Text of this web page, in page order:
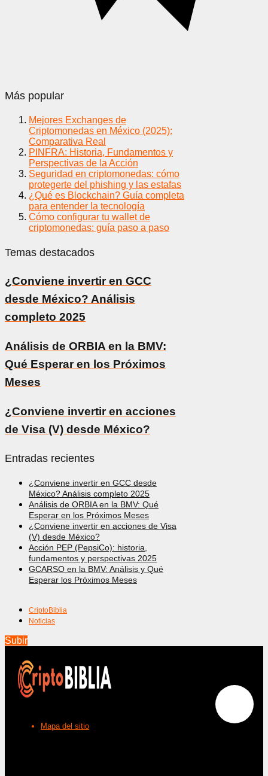
Más popular
Mejores Exchanges de
Criptomonedas en México (2025):
Comparativa Real
PINFRA: Historia, Fundamentos y
Perspectivas de la Acción
Seguridad en criptomonedas: cómo
protegerte del phishing y las estafas
¿Qué es Blockchain? Guía completa
para entender la tecnología
Cómo configurar tu wallet de
criptomonedas: guía paso a paso
Temas destacados
¿Conviene invertir en GCC
desde México? Análisis
completo 2025
Análisis de ORBIA en la BMV:
Qué Esperar en los Próximos
Meses
¿Conviene invertir en acciones
de Visa (V) desde México?
Entradas recientes
¿Conviene invertir en GCC desde
México? Análisis completo 2025
Análisis de ORBIA en la BMV: Qué
Esperar en los Próximos Meses
¿Conviene invertir en acciones de Visa
(V) desde México?
Acción PEP (PepsiCo): historia,
fundamentos y perspectivas 2025
GCARSO en la BMV: Análisis y Qué
Esperar los Próximos Meses
CriptoBiblia
Noticias
Subir
Mapa del sitio